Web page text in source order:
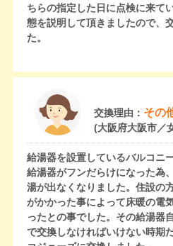
ちらの指定した日に点検に来て
態を説明して頂きましたので、
た。
交換理由： その
(大阪府大阪市／
給湯器を設置しているバルコニ
給湯器がフンだらけになった為
湯が出なくなりました。住設の
がかかった事によって床暖の電
ったとの事でした。その給湯器
で交換しなければいけない時期